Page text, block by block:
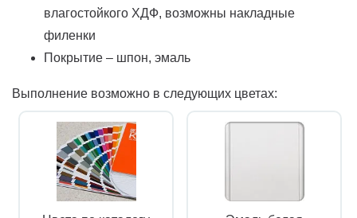
влагостойкого ХДФ, возможны накладные
филенки
Покрытие – шпон, эмаль
Выполнение возможно в следующих цветах: